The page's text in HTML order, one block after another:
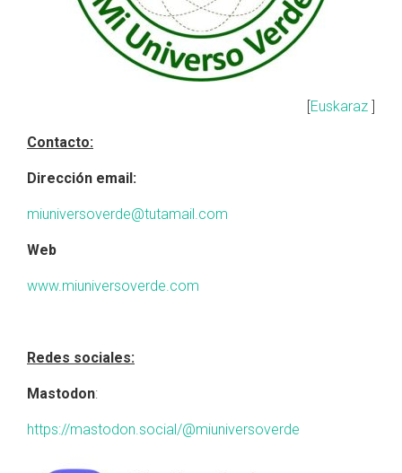
[Euskaraz ]
Contacto:
Dirección email:
miuniversoverde@tutamail.com
Web
www.miuniversoverde.com
Redes sociales:
Mastodon:
https://mastodon.social/@miuniversoverde